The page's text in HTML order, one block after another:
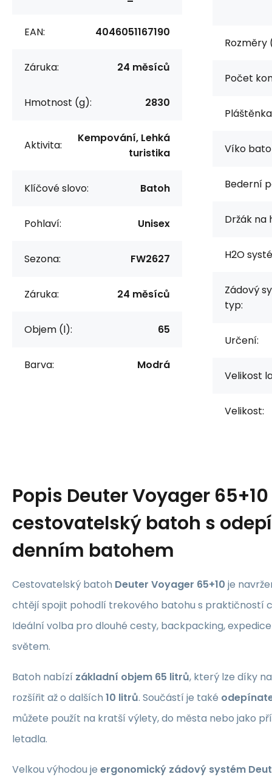
EAN: 4046051167190
Záruka: 24 měsíců
Hmotnost (g): 2830
Aktivita:
Kempování, Lehká
turistika
Klíčové slovo: Batoh
Pohlaví: Unisex
Sezona: FW2627
Záruka: 24 měsíců
Objem (l): 65
Barva: Modrá
Rozměry
Počet
Víko
Bederní
Držák na
H2O
Zádový
typ:
Určení:
Velikost
Velikost:
Popis Deuter Voyager
cestovatelský batoh s
denním batohem
Cestovatelský batoh Deuter Voyager 65+10 je
chtějí spojit pohodlí trekového batohu s praktičností
Ideální volba pro dlouhé cesty, backpacking,
světem.
Batoh nabízí základní objem 65 litrů, který lze díky
rozšířit až o dalších 10 litrů. Součástí je také
můžete použít na kratší výlety, do města nebo jako
letadla.
Velkou výhodou je ergonomický zádový systém